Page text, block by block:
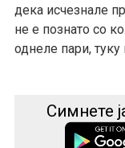
дека исчезнале
не е познато со
однеле пари,
Симнете